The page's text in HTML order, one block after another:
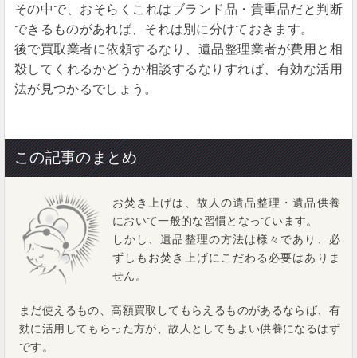
その中で、おそらくこれはブランド品・貴重品だと判断
できるものがあれば、それは別に分けておきます。
後で買取業者に依頼するなり、遺品整理業者が費用と相
殺してくれるかどうか相談するなりすれば、有効な活用
法が見つかるでしょう。
この記事のまとめ
お焚き上げは、故人の遺品整理・遺品供養
において一般的な習慣となっています。
しかし、遺品整理の方法は様々であり、必
ずしもお焚き上げにこだわる必要はありま
せん。
まだ使えるもの、高額買取してもらえるものがあるならば、有
効に活用してもらった方が、故人としてもよい供養になるはず
です。